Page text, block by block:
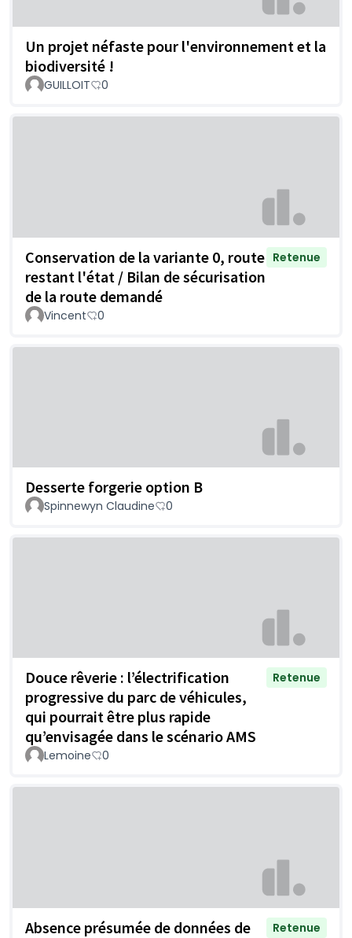
Un projet néfaste pour l'environnement et la
biodiversité !
GUILLOIT 0
Conservation de la variante 0, route
restant l'état / Bilan de sécurisation
de la route demandé
Retenue
Vincent 0
Desserte forgerie option B
Spinnewyn Claudine 0
Douce rêverie : l’électrification
progressive du parc de véhicules,
qui pourrait être plus rapide
qu’envisagée dans le scénario AMS
Retenue
Lemoine 0
Absence présumée de données de
Retenue